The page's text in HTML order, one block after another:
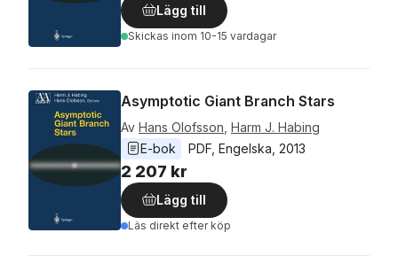
Lägg till
Skickas inom 10-15 vardagar
Asymptotic Giant Branch Stars
Av Hans Olofsson Harm J. Habing
E-bok
PDF Engelska 2013
2 207 kr
Lägg till
Läs direkt efter köp